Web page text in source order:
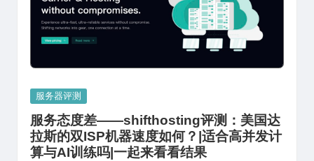
Posted
服务器评测
服务态度差——shifthosting评测：美国达
拉斯的双ISP机器速度如何？|适合高并发计
算与AI训练吗|一起来看看结果